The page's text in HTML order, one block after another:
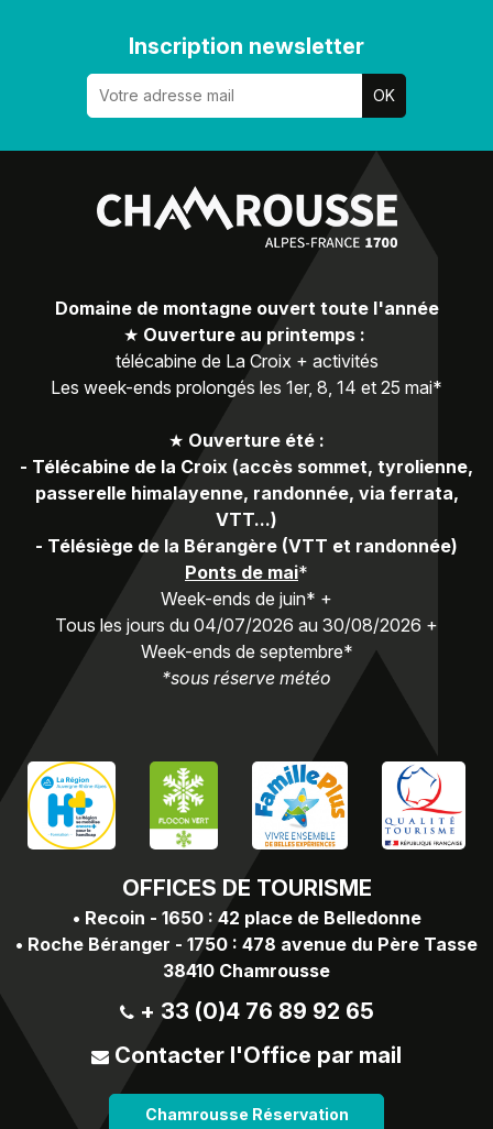
Inscription newsletter
OFFICES DE TOURISME
• Recoin - 1650 : 42 place de Belledonne
• Roche Béranger - 1750 : 478 avenue du Père Tasse
38410 Chamrousse
+ 33 (0)4 76 89 92 65
Contacter l'Office par mail
Chamrousse Réservation
Domaine de montagne ouvert toute l'année
★ Ouverture au printemps :
télécabine de La Croix + activités
Les week-ends prolongés les 1er, 8, 14 et 25 mai*
★ Ouverture été :
- Télécabine de la Croix (accès sommet, tyrolienne,
passerelle himalayenne, randonnée, via ferrata,
VTT...)
- Télésiège de la Bérangère (VTT et randonnée)
Ponts de mai*
Week-ends de juin* +
Tous les jours du 04/07/2026 au 30/08/2026 +
Week-ends de septembre*
*sous réserve météo